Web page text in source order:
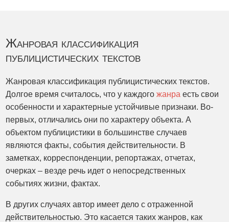
Жанровая классификация
публицистических текстов
Жанровая классификация публицистических текстов.
Долгое время считалось, что у каждогожанра есть свои
особенности и характерные устойчивые признаки. Во-
первых, отличались они по характеру объекта. А
объектом публицистики в большинстве случаев
являются факты, события действительности. В
заметках, корреспонденции, репортажах, отчетах,
очерках – везде речь идет о непосредственных
событиях жизни, фактах.
В других случаях автор имеет дело с отраженной
действительностью. Это касается таких жанров, как